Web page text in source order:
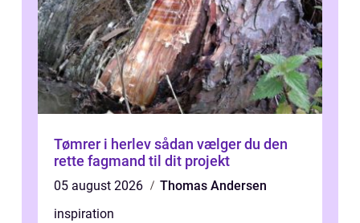
Tømrer i herlev sådan vælger du den
rette fagmand til dit projekt
05 august 2026
Thomas Andersen
inspiration